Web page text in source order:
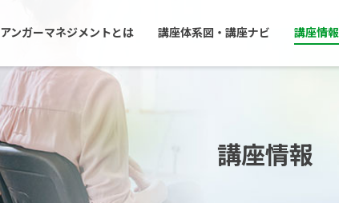
アンガーマネジメントとは 講座体系図・講座ナビ 講座情報
講座情報